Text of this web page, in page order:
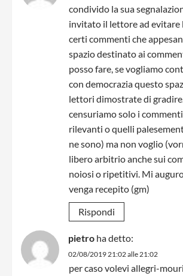
condivido la sua
invitato il lettore ad
certi commenti che
spazio destinato ai
posso fare, se vogliamo
con democrazia questo
lettori dimostrate di
censuriamo solo i
rilevanti o quelli
ne sono) ma non voglio
libero arbitrio anche sui
noiosi o ripetitivi. Mi
venga recepito (gm)
Rispondi
pietro ha detto:
02/08/2019 21:02 alle 21:02
per caso volevi allegri-